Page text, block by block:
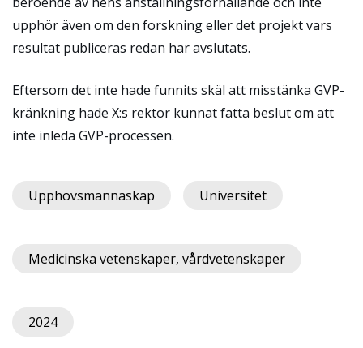
upphör även om den forskning eller det projekt vars
resultat publiceras redan har avslutats.
Eftersom det inte hade funnits skäl att misstänka GVP-
kränkning hade X:s rektor kunnat fatta beslut om att
inte inleda GVP-processen.
Upphovsmannaskap Universitet
Medicinska vetenskaper, vårdvetenskaper
2024